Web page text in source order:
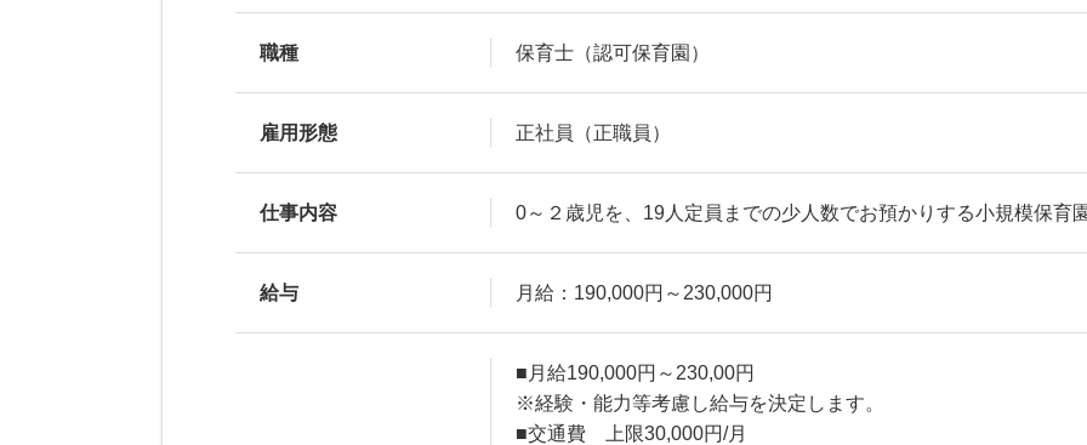
職種 保育士（認可保育園）
雇用形態 正社員（正職員）
仕事内容 0～２歳児を、19人定員までの少人数でお預かりする小規模保育
給与 月給：190,000円～230,000円
■月給190,000円～230,00円
※経験・能力等考慮し給与を決定します。
■交通費 上限30,000円/月